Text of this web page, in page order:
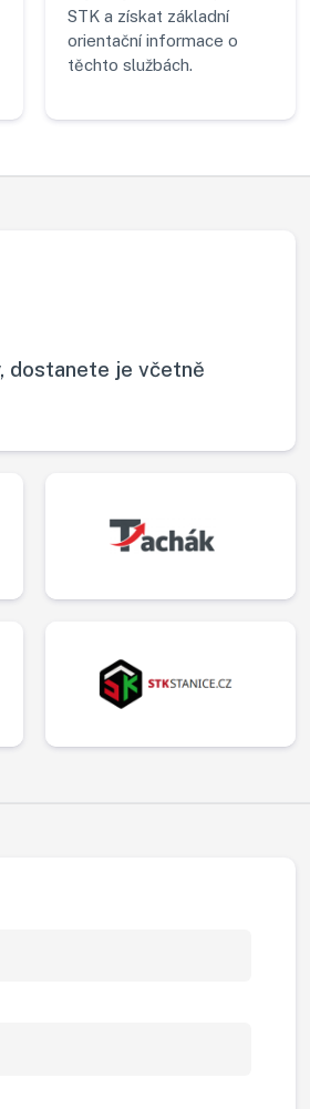
STK a získat základní
orientační informace o
těchto službách.
dostanete je včetně